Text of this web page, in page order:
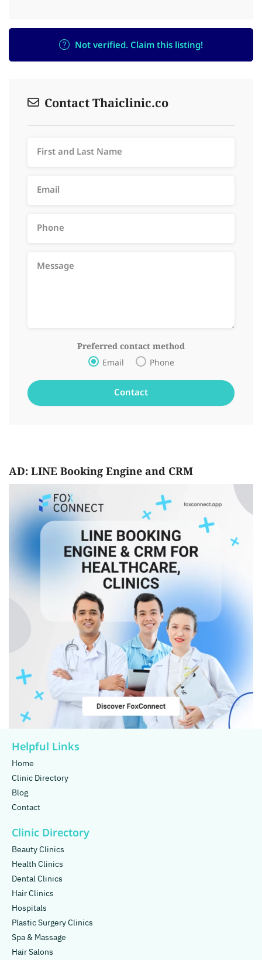
Not verified. Claim this listing!
Contact Thaiclinic.co
Preferred contact method
Email Phone
AD: LINE Booking Engine and CRM
Helpful Links
Home
Clinic Directory
Blog
Contact
Clinic Directory
Beauty Clinics
Health Clinics
Dental Clinics
Hair Clinics
Hospitals
Plastic Surgery Clinics
Spa & Massage
Hair Salons